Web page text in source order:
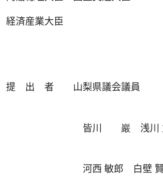
経済産業大臣
提 出 者 山梨県議会議員
皆川 巖 浅川 力
河西 敏郎 白壁 賢一